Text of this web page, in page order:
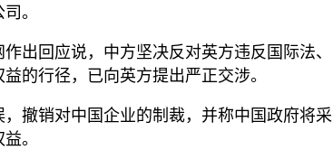
。
出回应说，中方坚决反对英方违反国际法、
的行径，已向英方提出严正交涉。
撤销对中国企业的制裁，并称中国政府将采
。